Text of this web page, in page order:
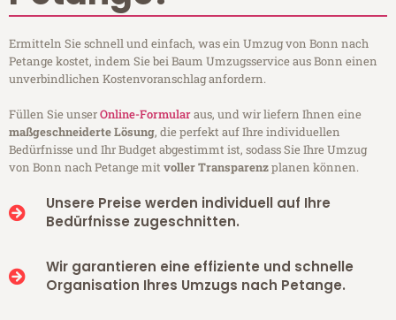
Ermitteln Sie schnell und einfach, was ein Umzug von Bonn nach
Petange kostet, indem Sie bei Baum Umzugsservice aus Bonn einen
unverbindlichen Kostenvoranschlag anfordern.
Füllen Sie unserOnline-Formularaus, und wir liefern Ihnen eine
maßgeschneiderte Lösung, die perfekt auf Ihre individuellen
Bedürfnisse und Ihr Budget abgestimmt ist, sodass Sie Ihre Umzug
von Bonn nach Petange mitvoller Transparenzplanen können.
Unsere Preise werden individuell auf Ihre
Bedürfnisse zugeschnitten.
Wir garantieren eine effiziente und schnelle
Organisation Ihres Umzugs nach Petange.